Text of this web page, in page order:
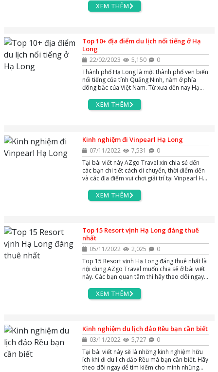
tiếng bậc nhất tại quần đảo Cát Bà. Vậy Làng
chài Cái Bèo ở Vịnh Lan Hạ có những đặc điểm
XEM THÊM
Top 10+ địa điểm du lịch nổi tiếng ở Hạ
Long
22/02/2023 5,150
0
Thành phố Hạ Long là một thành phố ven biển
nổi tiếng của tỉnh Quảng Ninh, nằm ở phía
đông bắc của Việt Nam. Từ xưa đến nay Hạ
bởi những địa điểm du lịch nổi tiềng ở Hạ
Long. Hãy cùng AZgo Travel khám phá Hạ
XEM THÊM
Kinh nghiệm đi Vinpearl Hạ Long
07/11/2022 7,531
0
Tại bài viết này AZgo Travel xin chia sẻ đến
các bạn chi tiết cách di chuyển, thời điểm đến
và các địa điểm vui chơi giải trí tại Vinpearl Hạ
tìm hiểu thông tin nhé
XEM THÊM
Top 15 Resort vịnh Hạ Long đáng thuê
nhất
05/11/2022 2,025
0
Top 15 Resort vịnh Hạ Long đáng thuê nhất là
nội dung AZgo Travel muốn chia sẻ ở bài viết
này. Các bạn quan tâm thì hãy theo dõi ngay
XEM THÊM
Kinh nghiệm du lịch đảo Rều bạn cần biết
03/11/2022 5,727
0
Tại bài viết này sẽ là những kinh nghiệm hữu
ích khi đi du lịch đảo Rều mà bạn cần biết. Hãy
theo dõi ngay để tìm kiếm cho mình những